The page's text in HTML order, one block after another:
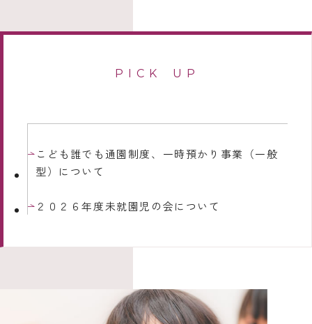
PICK UP
こども誰でも通園制度、一時預かり事業（一般
型）について
２０２６年度未就園児の会について